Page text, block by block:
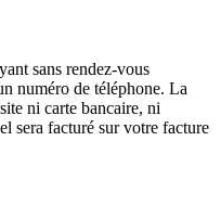
sans rendez-vous
numéro de téléphone. La
ni carte bancaire, ni
sera facturé sur votre facture